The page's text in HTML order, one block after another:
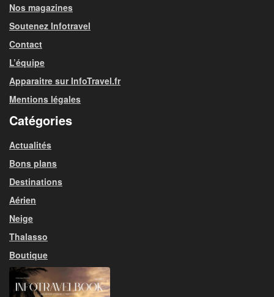
Nos magazines
Soutenez Infotravel
Contact
L’équipe
Apparaitre sur InfoTravel.fr
Mentions légales
Catégories
Actualités
Bons plans
Destinations
Aérien
Neige
Thalasso
Boutique